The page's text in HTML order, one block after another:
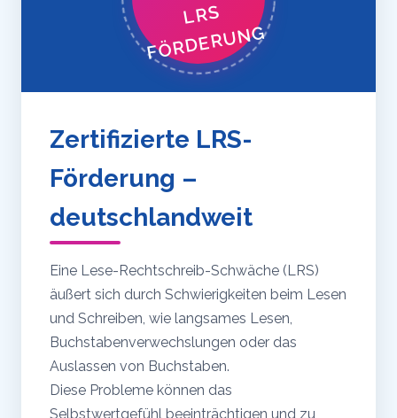
LRS
FÖRDERUNG
Zertifizierte LRS-
Förderung –
deutschlandweit
Eine Lese-Rechtschreib-Schwäche (LRS)
äußert sich durch Schwierigkeiten beim Lesen
und Schreiben, wie langsames Lesen,
Buchstabenverwechslungen oder das
Auslassen von Buchstaben.
Diese Probleme können das
Selbstwertgefühl beeinträchtigen und zu